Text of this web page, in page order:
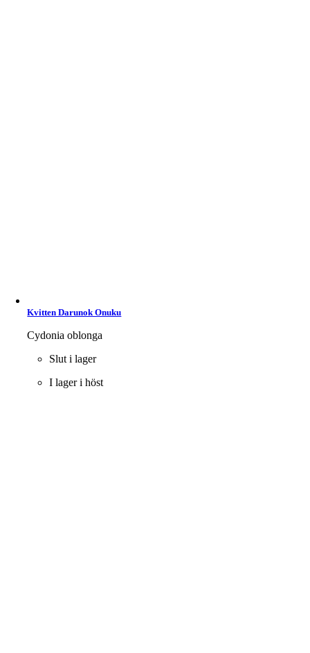
Kvitten Darunok Onuku
Cydonia oblonga
Slut i lager
I lager i höst